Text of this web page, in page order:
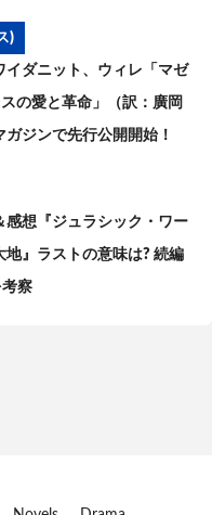
)
イダニット、ウィレ「マゼ
の愛と革命」（訳：廣岡
ジンで先行公開開始！
感想『ジュラシック・ワー
地』ラストの意味は? 続編
考察